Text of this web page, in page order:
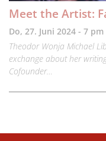
Meet the Artist:
Do, 27. Juni 2024 - 7 pm
Theodor Wonja Michael
exchange about her
Cofounder…